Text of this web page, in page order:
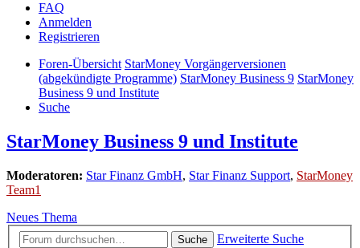
FAQ
Anmelden
Registrieren
Foren-Übersicht StarMoney Vorgängerversionen
(abgekündigte Programme) StarMoney Business 9 StarMoney
Business 9 und Institute
Suche
StarMoney Business 9 und Institute
Moderatoren: Star Finanz GmbH, Star Finanz Support, StarMoney
Team1
Neues Thema
Suche
Erweiterte Suche